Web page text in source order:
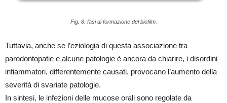
Fig. 8: fasi di formazione del biofilm.
Tuttavia, anche se l’eziologia di questa associazione tra
parodontopatie e alcune patologie è ancora da chiarire, i disordini
infiammatori, differentemente causati, provocano l’aumento della
severità di svariate patologie.
In sintesi, le infezioni delle mucose orali sono regolate da